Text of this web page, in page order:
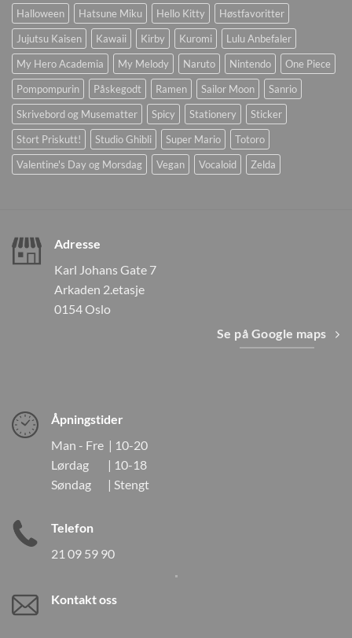
Halloween
Hatsune Miku Hello Kitty
Høstfavoritter
Jujutsu Kaisen
Kawaii Kirby Kuromi
Lulu Anbefaler
My Hero Academia
My Melody Naruto Nintendo
One Piece
Pompompurin
Påskegodt Ramen Sailor Moon
Sanrio
Skrivebord og Musematter
Spicy Stationery
Sticker
Stort Priskutt!
Studio Ghibli Super Mario
Totoro
Valentine's Day og Morsdag
Vegan Vocaloid Zelda
Adresse
Karl Johans Gate 7
Arkaden 2.etasje
0154 Oslo
Se på Google maps
Åpningstider
Man - Fre | 10-20
Lørdag | 10-18
Søndag | Stengt
Telefon
21 09 59 90
Kontakt oss